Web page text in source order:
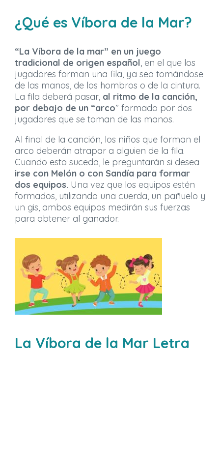
¿Qué es Víbora de la Mar?
“La Víbora de la mar” en un juego
tradicional de origen español, en el que los
jugadores forman una fila, ya sea tomándose
de las manos, de los hombros o de la cintura.
La fila deberá pasar, al ritmo de la canción,
por debajo de un “arco” formado por dos
jugadores que se toman de las manos.
Al final de la canción, los niños que forman el
arco deberán atrapar a alguien de la fila.
Cuando esto suceda, le preguntarán si desea
irse con Melón o con Sandía para formar
dos equipos. Una vez que los equipos estén
formados, utilizando una cuerda, un pañuelo y
un gis, ambos equipos medirán sus fuerzas
para obtener al ganador.
La Víbora de la Mar Letra